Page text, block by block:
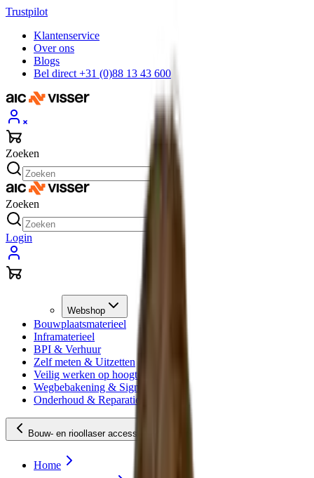
Trustpilot
Klantenservice
Over ons
Blogs
Bel direct +31 (0)88 13 43 600
Zoeken
Zoeken
Login
Webshop
Bouwplaatsmaterieel
Inframaterieel
BPI & Verhuur
Zelf meten & Uitzetten
Veilig werken op hoogte
Wegbebakening & Signing
Onderhoud & Reparatie
Bouw- en rioollaser accessoires
Home